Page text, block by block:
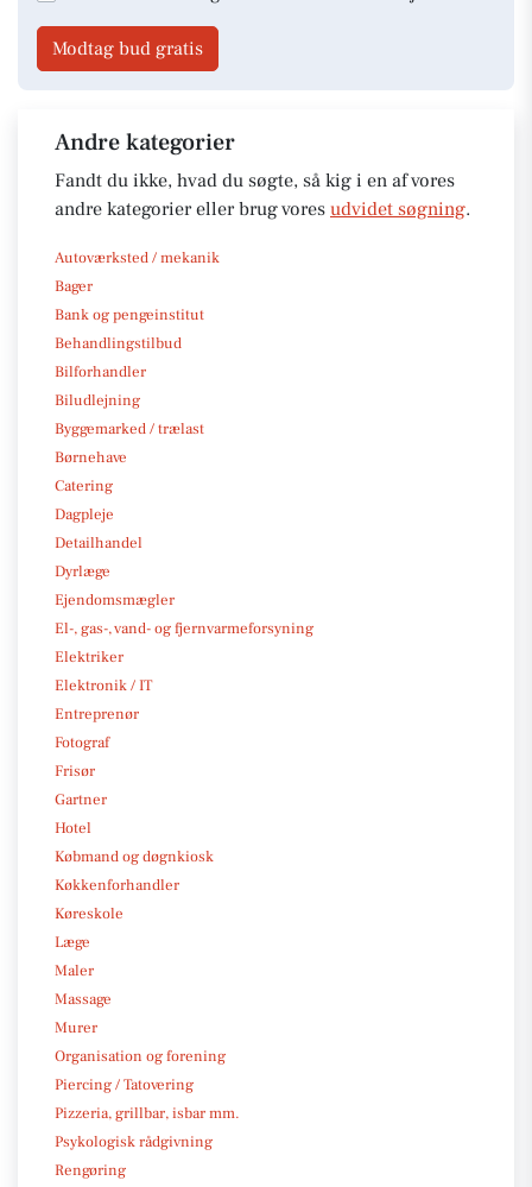
Modtag bud gratis
Andre kategorier
Fandt du ikke, hvad du søgte, så kig i en af vores
andre kategorier eller brug vores udvidet søgning.
Autoværksted / mekanik
Bager
Bank og pengeinstitut
Behandlingstilbud
Bilforhandler
Biludlejning
Byggemarked / trælast
Børnehave
Catering
Dagpleje
Detailhandel
Dyrlæge
Ejendomsmægler
El-, gas-, vand- og fjernvarmeforsyning
Elektriker
Elektronik / IT
Entreprenør
Fotograf
Frisør
Gartner
Hotel
Købmand og døgnkiosk
Køkkenforhandler
Køreskole
Læge
Maler
Massage
Murer
Organisation og forening
Piercing / Tatovering
Pizzeria, grillbar, isbar mm.
Psykologisk rådgivning
Rengøring